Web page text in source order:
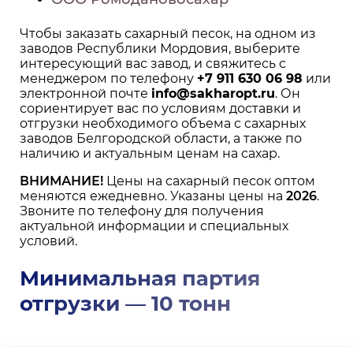
Чтобы заказать сахарный песок, на одном из
заводов Республики Мордовия, выберите
интересующий вас завод, и свяжитесь с
менеджером по телефону +7 911 630 06 98 или
электронной почте info@sakharopt.ru. Он
сориентирует вас по условиям доставки и
отгрузки необходимого объема с сахарных
заводов Белгородской области, а также по
наличию и актуальным ценам на сахар.
ВНИМАНИЕ! Цены на сахарный песок оптом
меняются ежедневно. Указаны цены на 2026.
Звоните по телефону для получения
актуальной информации и специальных
условий.
Минимальная партия
отгрузки — 10 тонн